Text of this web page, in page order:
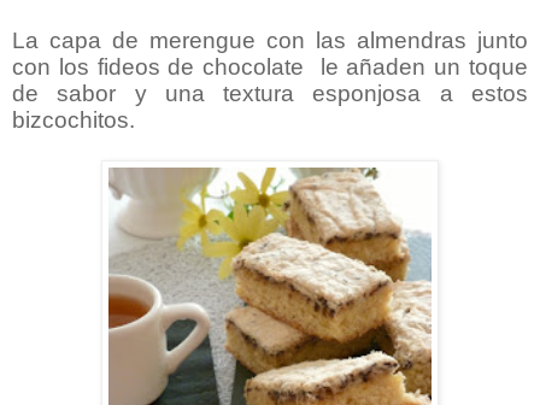
La capa de merengue con las almendras junto
con los fideos de chocolate le añaden un toque
de sabor y una textura esponjosa a estos
bizcochitos.